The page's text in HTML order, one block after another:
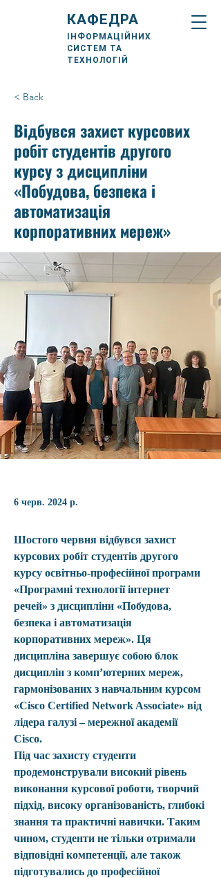
КАФЕДРА
ІНФОРМАЦІЙНИХ
СИСТЕМ ТА
ТЕХНОЛОГІЙ
< Back
Відбувся захист курсових
робіт студентів другого
курсу з дисципліни
«Побудова, безпека і
автоматизація
корпоративних мереж»
6 черв. 2024 р.
Шостого червня відбувся захист
курсових робіт студентів другого
курсу освітньо-професійної програми
«Програмні технології інтернет
речей» з дисципліни «Побудова,
безпека і автоматизація
корпоративних мереж». Ця
дисципліна завершує собою блок
дисциплін з комп’ютерних мереж,
гармонізованих з навчальним курсом
«Cisco Certified Network Associate» від
лідера галузі – мережної академії
Cisco.
Під час захисту студенти
продемонстрували високий рівень
виконання курсової роботи, творчий
підхід, високу організованість, глибокі
знання та практичні навички. Таким
чином, студенти не тільки отримали
відповідні компетенції, але також
підготувались до професійної